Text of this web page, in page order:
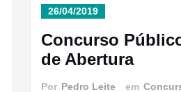
26/04/2019
Concurso
de Abertura
Por Pedro Leite em